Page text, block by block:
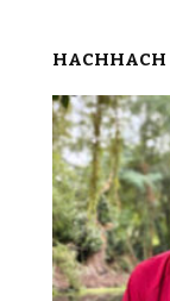
HACHHACH